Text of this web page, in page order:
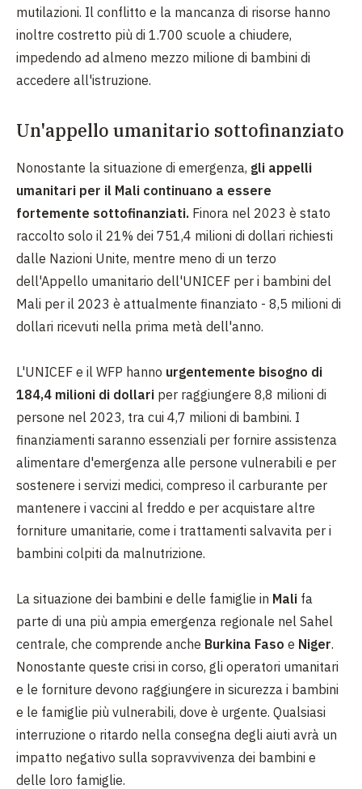
mutilazioni. Il conflitto e la mancanza di risorse hanno
inoltre costretto più di 1.700 scuole a chiudere,
impedendo ad almeno mezzo milione di bambini di
accedere all'istruzione.
Un'appello umanitario sottofinanziato
Nonostante la situazione di emergenza, gli appelli
umanitari per il Mali continuano a essere
fortemente sottofinanziati. Finora nel 2023 è stato
raccolto solo il 21% dei 751,4 milioni di dollari richiesti
dalle Nazioni Unite, mentre meno di un terzo
dell'Appello umanitario dell'UNICEF per i bambini del
Mali per il 2023 è attualmente finanziato - 8,5 milioni di
dollari ricevuti nella prima metà dell'anno.
L'UNICEF e il WFP hanno urgentemente bisogno di
184,4 milioni di dollari per raggiungere 8,8 milioni di
persone nel 2023, tra cui 4,7 milioni di bambini. I
finanziamenti saranno essenziali per fornire assistenza
alimentare d'emergenza alle persone vulnerabili e per
sostenere i servizi medici, compreso il carburante per
mantenere i vaccini al freddo e per acquistare altre
forniture umanitarie, come i trattamenti salvavita per i
bambini colpiti da malnutrizione.
La situazione dei bambini e delle famiglie in Mali fa
parte di una più ampia emergenza regionale nel Sahel
centrale, che comprende anche Burkina Faso e Niger.
Nonostante queste crisi in corso, gli operatori umanitari
e le forniture devono raggiungere in sicurezza i bambini
e le famiglie più vulnerabili, dove è urgente. Qualsiasi
interruzione o ritardo nella consegna degli aiuti avrà un
impatto negativo sulla sopravvivenza dei bambini e
delle loro famiglie.